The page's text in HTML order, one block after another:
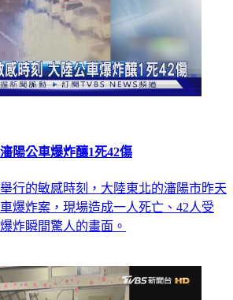
陽公車爆炸釀1死42傷
行的敏感時刻，大陸東北的瀋陽市昨天
爆炸案，現場造成一人死亡、42人受
炸瞬間驚人的畫面。